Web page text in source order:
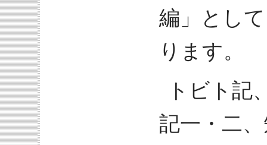
編」とし
ります。
トビト記
記一・二